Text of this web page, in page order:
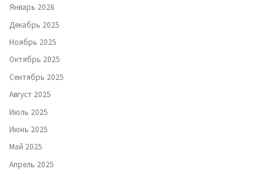
Январь 2026
Декабрь 2025
Ноябрь 2025
Октябрь 2025
Сентябрь 2025
Август 2025
Июль 2025
Июнь 2025
Май 2025
Апрель 2025